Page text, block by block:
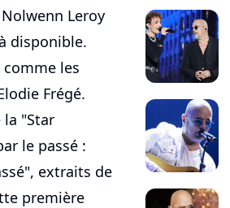
Leroy
disponible.
les
Frégé.
la "Star
le passé :
extraits de
première